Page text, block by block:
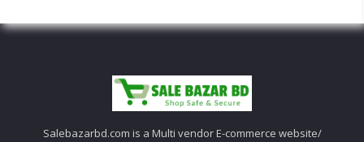
Salebazarbd.com is a Multi vendor E-commerce website/